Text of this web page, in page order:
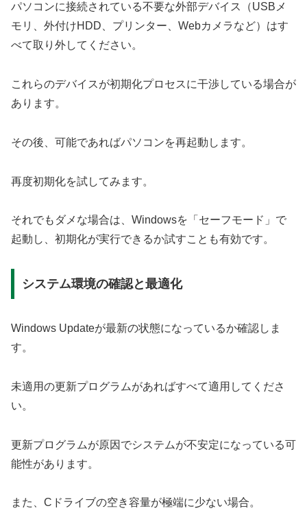
パソコンに接続されている不要な外部デバイス（USBメ
モリ、外付けHDD、プリンター、Webカメラなど）はす
べて取り外してください。
これらのデバイスが初期化プロセスに干渉している場合が
あります。
その後、可能であればパソコンを再起動します。
再度初期化を試してみます。
それでもダメな場合は、Windowsを「セーフモード」で
起動し、初期化が実行できるか試すことも有効です。
システム環境の確認と最適化
Windows Updateが最新の状態になっているか確認しま
す。
未適用の更新プログラムがあればすべて適用してくださ
い。
更新プログラムが原因でシステムが不安定になっている可
能性があります。
また、Cドライブの空き容量が極端に少ない場合。